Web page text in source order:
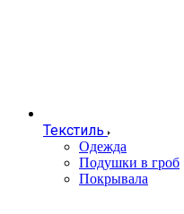
Текстиль
Одежда
Подушки в гроб
Покрывала